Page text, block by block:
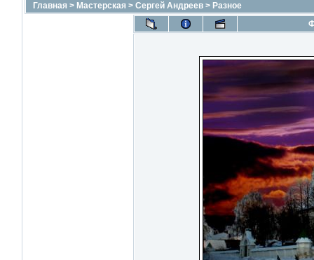
Главная > Мастерская > Сергей Андреев> Разное